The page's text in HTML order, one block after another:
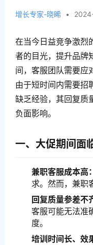
增长专家-晓晞 •
在当今日益竞争激烈
者的目光，提升品牌
间，客服团队需要应
由于短时间内需要招
缺乏经验，其回复质
负面影响。
一、大促期间面
兼职客服成本高
求。然而，兼职
回复质量参差不
客服可能无法准
度。
培训时间长、效